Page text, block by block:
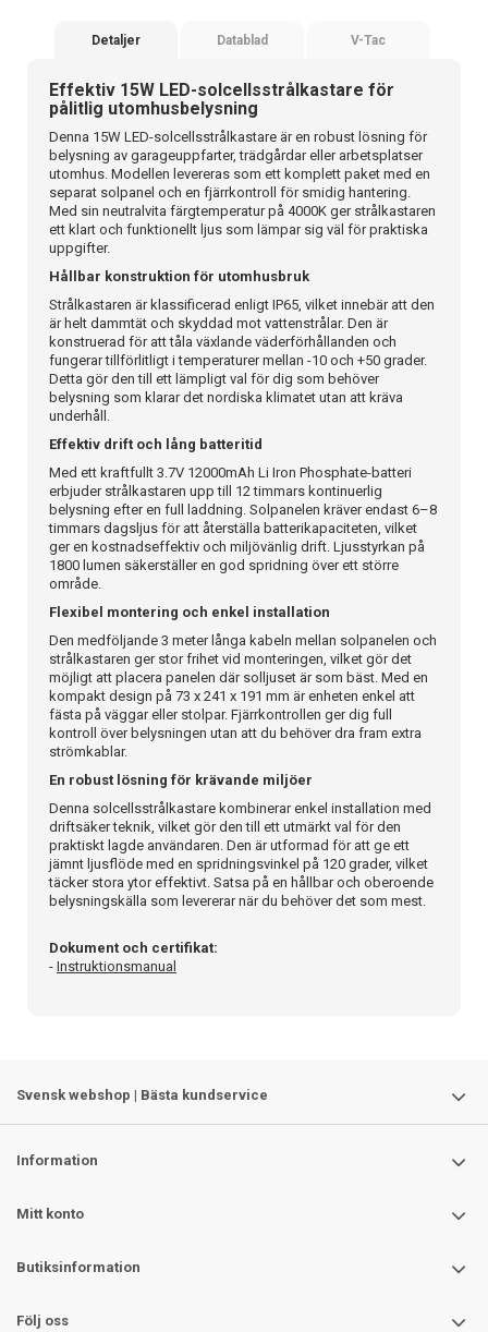
Detaljer Datablad V-Tac
Effektiv 15W LED-solcellsstrålkastare för
pålitlig utomhusbelysning
Denna 15W LED-solcellsstrålkastare är en robust lösning för
belysning av garageuppfarter, trädgårdar eller arbetsplatser
utomhus. Modellen levereras som ett komplett paket med en
separat solpanel och en fjärrkontroll för smidig hantering.
Med sin neutralvita färgtemperatur på 4000K ger strålkastaren
ett klart och funktionellt ljus som lämpar sig väl för praktiska
uppgifter.
Hållbar konstruktion för utomhusbruk
Strålkastaren är klassificerad enligt IP65, vilket innebär att den
är helt dammtät och skyddad mot vattenstrålar. Den är
konstruerad för att tåla växlande väderförhållanden och
fungerar tillförlitligt i temperaturer mellan -10 och +50 grader.
Detta gör den till ett lämpligt val för dig som behöver
belysning som klarar det nordiska klimatet utan att kräva
underhåll.
Effektiv drift och lång batteritid
Med ett kraftfullt 3.7V 12000mAh Li Iron Phosphate-batteri
erbjuder strålkastaren upp till 12 timmars kontinuerlig
belysning efter en full laddning. Solpanelen kräver endast 6–8
timmars dagsljus för att återställa batterikapaciteten, vilket
ger en kostnadseffektiv och miljövänlig drift. Ljusstyrkan på
1800 lumen säkerställer en god spridning över ett större
område.
Flexibel montering och enkel installation
Den medföljande 3 meter långa kabeln mellan solpanelen och
strålkastaren ger stor frihet vid monteringen, vilket gör det
möjligt att placera panelen där solljuset är som bäst. Med en
kompakt design på 73 x 241 x 191 mm är enheten enkel att
fästa på väggar eller stolpar. Fjärrkontrollen ger dig full
kontroll över belysningen utan att du behöver dra fram extra
strömkablar.
En robust lösning för krävande miljöer
Denna solcellsstrålkastare kombinerar enkel installation med
driftsäker teknik, vilket gör den till ett utmärkt val för den
praktiskt lagde användaren. Den är utformad för att ge ett
jämnt ljusflöde med en spridningsvinkel på 120 grader, vilket
täcker stora ytor effektivt. Satsa på en hållbar och oberoende
belysningskälla som levererar när du behöver det som mest.
Dokument och certifikat:
- Instruktionsmanual
Svensk webshop | Bästa kundservice
Information
Mitt konto
Butiksinformation
Följ oss